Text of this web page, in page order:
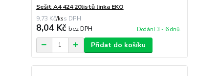
Sešit A4 424 20listů linka EKO
9,73 Kč/ks
8,04 Kč bez DPH Dodání 3 - 6 dnů.
Přidat do košíku